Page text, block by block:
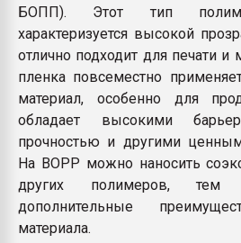
БОПП). Этот тип
характеризуется высокой
отлично подходит для печати
пленка повсеместно
материал, особенно для
обладает высокими
прочностью и другими
На BOPP можно наносить
других полимеров, тем
дополнительные
материала.